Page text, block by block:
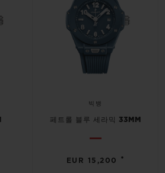
빅뱅
페트롤 블루 세라믹 33MM
EUR 15,200 •